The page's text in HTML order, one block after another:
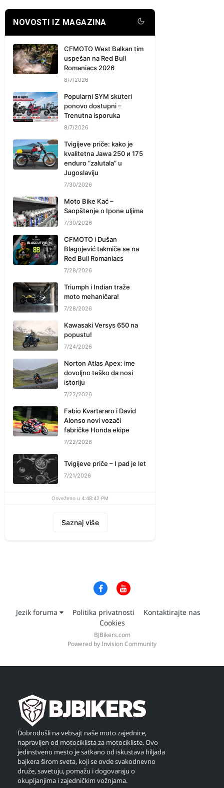
NOVOSTI IZ MAGAZINA
CFMOTO West Balkan tim
uspešan na Red Bull
Romaniacs 2026
8/7/2026
Popularni SYM skuteri
ponovo dostupni –
Trenutna isporuka
8/7/2026
Tvigijeve priče: kako je
kvalitetna Jawa 250 и 175
enduro “zalutala” u
Jugoslaviju
7/30/2026
Moto Bike Kać –
Saopštenje o Ipone uljima
7/30/2026
CFMOTO i Dušan
Blagojević takmiče se na
Red Bull Romaniacs
7/28/2026
Triumph i Indian traže
moto mehaničara!
7/28/2026
Kawasaki Versys 650 na
popustu!
7/24/2026
Norton Atlas Apex: ime
dovoljno teško da nosi
istoriju
7/22/2026
Fabio Kvartararo i David
Alonso novi vozači
fabričke Honda ekipe
7/22/2026
Tvigijeve priče – I pad je let
7/21/2026
Osveženo u 4:48:42 PM
Saznaj više
Jezik foruma Politika privatnosti
Kontaktirajte nas
Cookies
BJBikers.com
Powered by Invision Community
Dobrodošli na vebsajt naše moto zajednice,
napravljen od motociklista za motocikliste. Ovo
jedinstveno mesto je satkano od iskustava hiljada
bajkera širom sveta, koji se ovde svakodnevno
druže, savetuju, pomažu i dogovaraju o
okupljanjima i zajedničkim vožnjama.